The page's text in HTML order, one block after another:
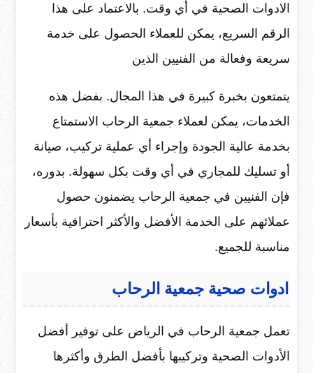
الادوات الصحية في أي وقت. بالاعتماد على هذا
الرقم السريع، يمكن للعملاء الحصول على خدمة
سريعة وفعالة من الفنيين الذين
يتمتعون بخبرة كبيرة في هذا المجال. بفضل هذه
الخدمات، يمكن لعملاء جمعية الرحاب الاستمتاع
بخدمة عالية الجودة وإجراء أي عملية تركيب، صيانة
أو تسليك للمجاري في أي وقت بكل سهولة. بدوره،
فإن الفنيين في جمعية الرحاب يضمنون حصول
عملائهم على الخدمة الأفضل والأكثر احترافية بأسعار
مناسبة للجميع.
ادوات صحية جمعية الرحاب
تعمل جمعية الرحاب في الرياض على توفير أفضل
الأدوات الصحية وتركيبها بأفضل الطرق وأكثرها